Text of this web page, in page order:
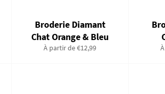
Broderie Diamant
Chat Orange & Bleu
À partir de €12,99